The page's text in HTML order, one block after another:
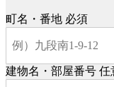
町名・番地 必須
建物名・部屋番号 任